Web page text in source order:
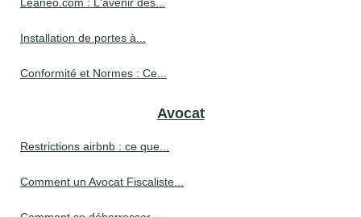
Leaneo.com : L'avenir des...
Installation de portes à...
Conformité et Normes : Ce...
Avocat
Restrictions airbnb : ce que...
Comment un Avocat Fiscaliste...